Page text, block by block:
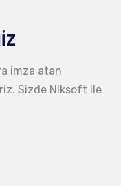
imza atan
Sizde Nlksoft ile